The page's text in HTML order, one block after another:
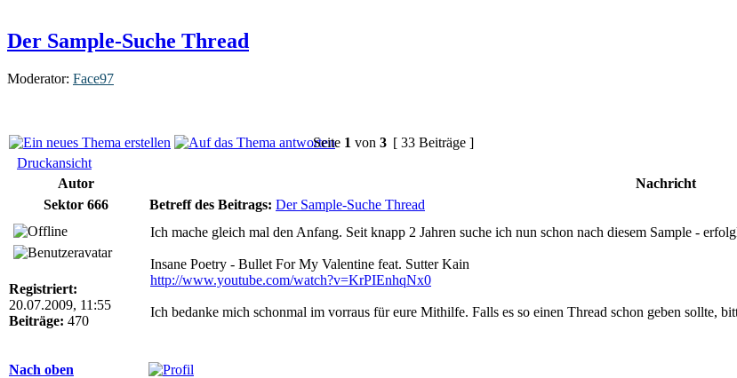
Der Sample-Suche Thread
Moderator: Face97
Seite 1 von 3 [ 33 Beiträge ]
Druckansicht
Autor
Nachricht
Sektor 666
Betreff des Beitrags: Der Sample-Suche Thread
Registriert:
20.07.2009, 11:55
Beiträge: 470
Ich mache gleich mal den Anfang. Seit knapp 2 Jahren suche ich nun schon nach diesem Sample -
Insane Poetry - Bullet For My Valentine feat. Sutter Kain
http://www.youtube.com/watch?v=KrPIEnhqNx0
Ich bedanke mich schonmal im vorraus für eure Mithilfe. Falls es so einen Thread schon geben sollte,
Nach oben